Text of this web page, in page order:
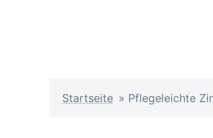
Startseite » Pflegeleichte